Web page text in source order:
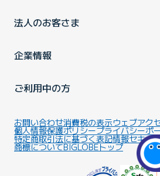
法人のお客さま
企業情報
ご利用中の方
お問い合わせ消費税の表示ウェブアク
個人情報保護ポリシープライバシーポ
特定商取引法に基づく表記情報セキュ
商標についてBIGLOBEトップ